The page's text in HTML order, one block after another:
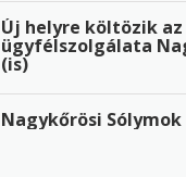
Új helyre költözik az
ügyfélszolgálata
(is)
Nagykőrösi